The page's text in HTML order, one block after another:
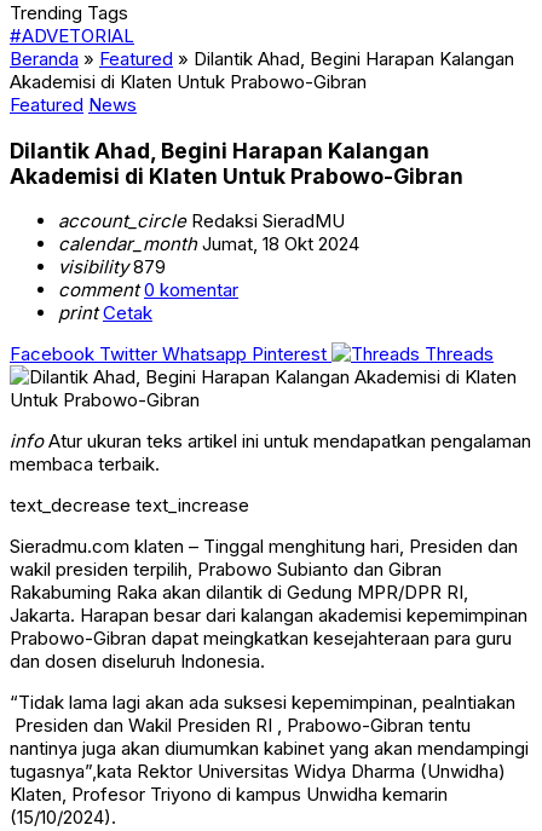
Trending Tags
#ADVETORIAL
Beranda » Featured » Dilantik Ahad, Begini Harapan Kalangan
Akademisi di Klaten Untuk Prabowo-Gibran
Featured News
Dilantik Ahad, Begini Harapan Kalangan
Akademisi di Klaten Untuk Prabowo-Gibran
account_circleRedaksi SieradMU
calendar_monthJumat, 18 Okt 2024
visibility879
comment 0 komentar
print Cetak
Facebook Twitter Whatsapp Pinterest Threads
infoAtur ukuran teks artikel ini untuk mendapatkan pengalaman
membaca terbaik.
text_decrease text_increase
Sieradmu.com klaten – Tinggal menghitung hari, Presiden dan
wakil presiden terpilih, Prabowo Subianto dan Gibran
Rakabuming Raka akan dilantik di Gedung MPR/DPR RI,
Jakarta. Harapan besar dari kalangan akademisi kepemimpinan
Prabowo-Gibran dapat meingkatkan kesejahteraan para guru
dan dosen diseluruh Indonesia.
“Tidak lama lagi akan ada suksesi kepemimpinan, pealntiakan
Presiden dan Wakil Presiden RI , Prabowo-Gibran tentu
nantinya juga akan diumumkan kabinet yang akan mendampingi
tugasnya”,kata Rektor Universitas Widya Dharma (Unwidha)
Klaten, Profesor Triyono di kampus Unwidha kemarin
(15/10/2024).